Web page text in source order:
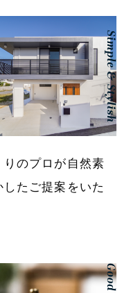
のプロが自然素
たご提案をいた